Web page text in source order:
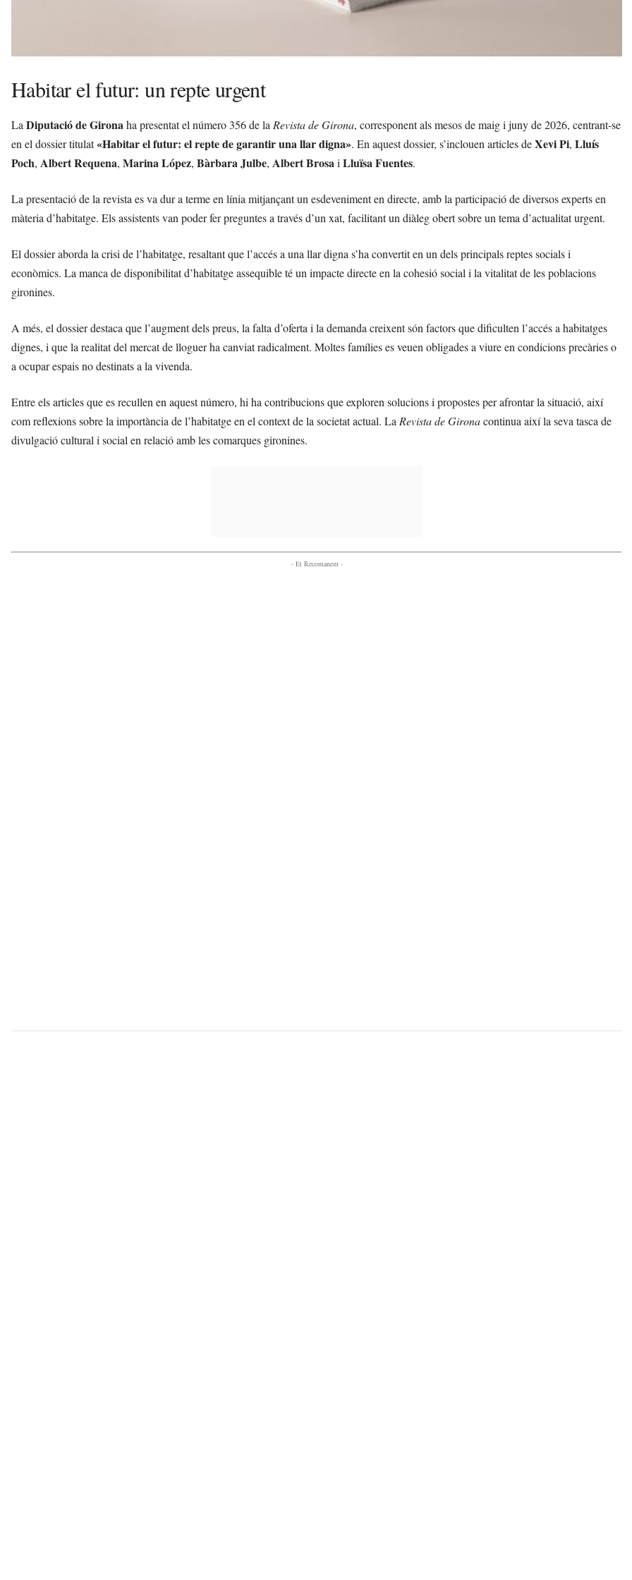
Habitar el futur: un repte urgent
La Diputació de Gironaha presentat el número 356 de la Revista de Girona, corresponent als mesos de maig i juny de 2026, centrant-se
en el dossier titulat«Habitar el futur: el repte de garantir una llar digna». En aquest dossier, s’inclouen articles deXevi Pi, Lluís
Poch, Albert Requena, Marina López, Bàrbara Julbe, Albert Brosai Lluïsa Fuentes.
La presentació de la revista es va dur a terme en línia mitjançant un esdeveniment en directe, amb la participació de diversos experts en
màteria d’habitatge. Els assistents van poder fer preguntes a través d’un xat, facilitant un diàleg obert sobre un tema d’actualitat urgent.
El dossier aborda la crisi de l’habitatge, resaltant que l’accés a una llar digna s’ha convertit en un dels principals reptes socials i
econòmics. La manca de disponibilitat d’habitatge assequible té un impacte directe en la cohesió social i la vitalitat de les poblacions
gironines.
A més, el dossier destaca que l’augment dels preus, la falta d’oferta i la demanda creixent són factors que dificulten l’accés a habitatges
dignes, i que la realitat del mercat de lloguer ha canviat radicalment. Moltes famílies es veuen obligades a viure en condicions precàries o
a ocupar espais no destinats a la vivenda.
Entre els articles que es recullen en aquest número, hi ha contribucions que exploren solucions i propostes per afrontar la situació, així
com reflexions sobre la importància de l’habitatge en el context de la societat actual. La Revista de Gironacontinua així la seva tasca de
divulgació cultural i social en relació amb les comarques gironines.
- Et Recomanem -